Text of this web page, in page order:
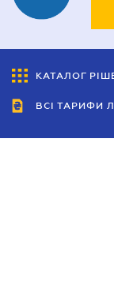
КАТАЛОГ
ВСІ ТАРИФИ